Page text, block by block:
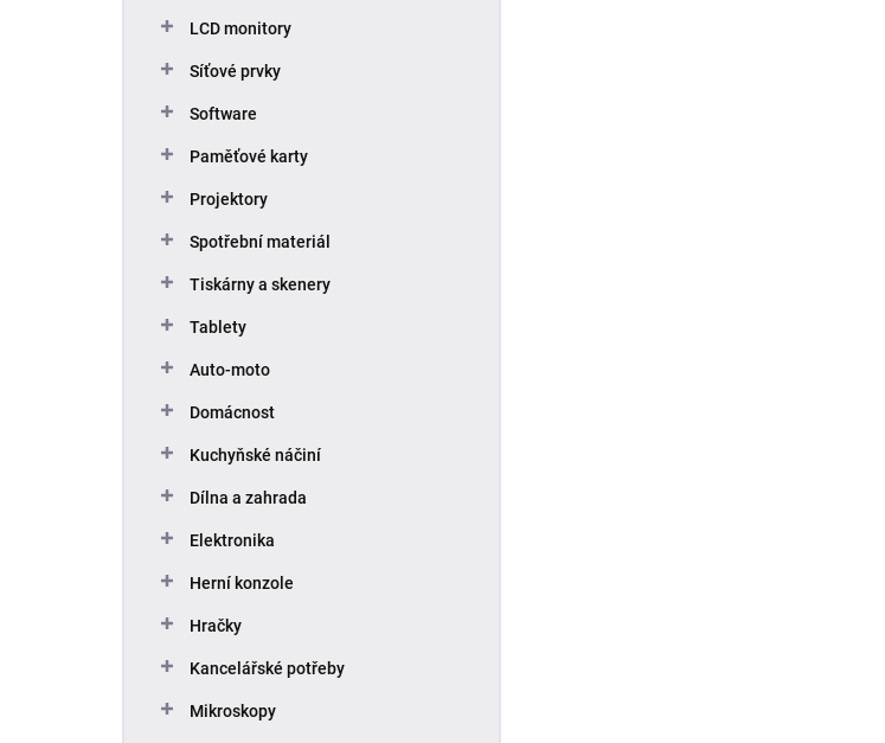
LCD monitory
Síťové prvky
Software
Paměťové karty
Projektory
Spotřební materiál
Tiskárny a skenery
Tablety
Auto-moto
Domácnost
Kuchyňské náčiní
Dílna a zahrada
Elektronika
Herní konzole
Hračky
Kancelářské potřeby
Mikroskopy